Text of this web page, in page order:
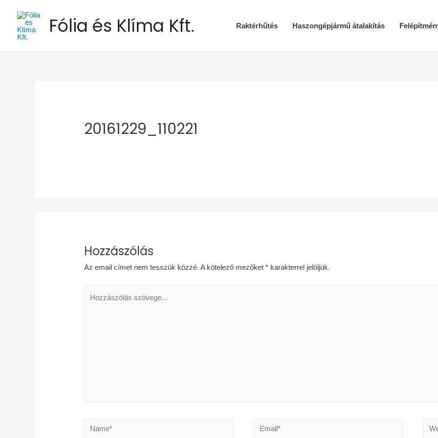
Fólia és Klíma Kft. Raktérhűtés Haszongépjármű átalakítás
20161229_110221
Hozzászólás
Az email címet nem tesszük közzé. A kötelező mezőket* karakterrel jelöljük.
Name* Email*